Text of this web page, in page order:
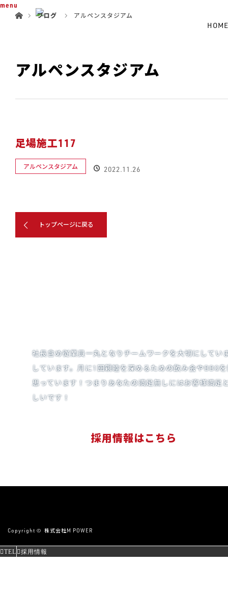
menu
HOME
ブログ
アルペンスタジアム
アルペンスタジアム
足場施工117
アルペンスタジアム 2022.11.26
トップページに戻る
社長含め従業員一丸となりチームワークを大切にして
しています。月に1回親睦を深めるための飲み会やBBQ
思っています！つまりあなたの満足無しにはお客様満
しいです！
採用情報はこちら
Copyright © 株式会社M POWER
TEL 採用情報